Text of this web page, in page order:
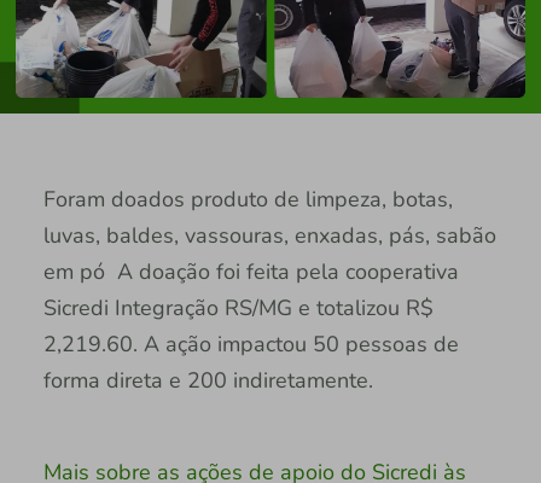
Foram doados produto de limpeza, botas,
luvas, baldes, vassouras, enxadas, pás, sabão
em pó A doação foi feita pela cooperativa
Sicredi Integração RS/MG e totalizou R$
2,219.60. A ação impactou 50 pessoas de
forma direta e 200 indiretamente.
Mais sobre as ações de apoio do Sicredi às